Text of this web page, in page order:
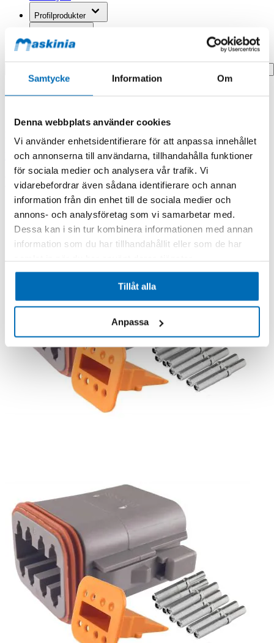
Samtycke Information Om
Denna webbplats använder cookies
Vi använder enhetsidentifierare för att anpassa innehållet
och annonserna till användarna, tillhandahålla funktioner
för sociala medier och analysera vår trafik. Vi
vidarebefordrar även sådana identifierare och annan
information från din enhet till de sociala medier och
annons- och analysföretag som vi samarbetar med.
Dessa kan i sin tur kombinera informationen med annan
information som du har tillhandahållit eller som de har
Tillåt alla
Anpassa
Profilprodukter
Hem
DT/Deutsch
Dt 8-Polig Honkontakt Kpl